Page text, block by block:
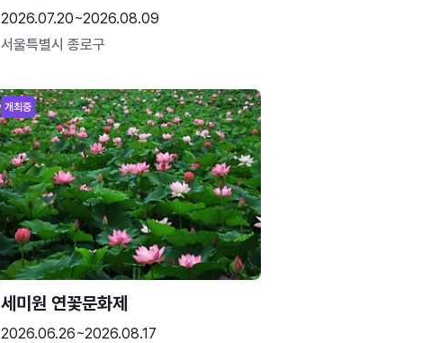
2026.07.20~2026.08.09
서울특별시 종로구
개최중
세미원 연꽃문화제
2026.06.26~2026.08.17